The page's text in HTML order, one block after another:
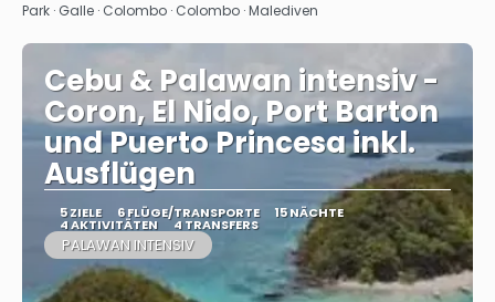
Park · Galle · Colombo · Colombo · Malediven
Cebu & Palawan intensiv -
Coron, El Nido, Port Barton
und Puerto Princesa inkl.
Ausflügen
5 ZIELE 6 FLÜGE/TRANSPORTE 15 NÄCHTE
4 AKTIVITÄTEN 4 TRANSFERS
PALAWAN INTENSIV